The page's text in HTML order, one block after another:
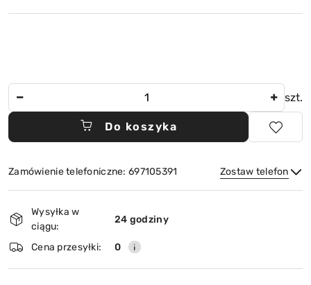
szt.
Do koszyka
Zamówienie telefoniczne: 697105391 Zostaw telefon
i
dostawa
Wysyłka w
ciągu:
24 godziny
Cena przesyłki: 0